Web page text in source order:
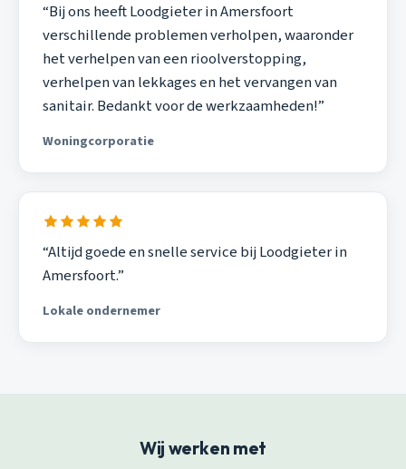
“Bij ons heeft Loodgieter in Amersfoort
verschillende problemen verholpen, waaronder
het verhelpen van een rioolverstopping,
verhelpen van lekkages en het vervangen van
sanitair. Bedankt voor de werkzaamheden!”
Woningcorporatie
“Altijd goede en snelle service bij Loodgieter in
Amersfoort.”
Lokale ondernemer
Wij werken met